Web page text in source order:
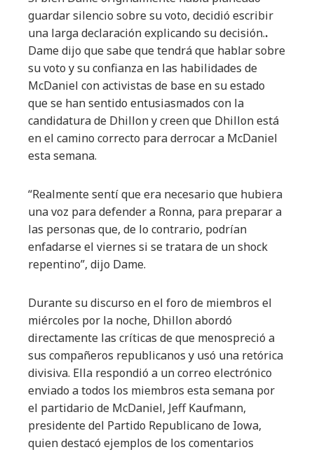
guardar silencio sobre su voto, decidió escribir
una larga declaración explicando su decisión..
Dame dijo que sabe que tendrá que hablar sobre
su voto y su confianza en las habilidades de
McDaniel con activistas de base en su estado
que se han sentido entusiasmados con la
candidatura de Dhillon y creen que Dhillon está
en el camino correcto para derrocar a McDaniel
esta semana.
“Realmente sentí que era necesario que hubiera
una voz para defender a Ronna, para preparar a
las personas que, de lo contrario, podrían
enfadarse el viernes si se tratara de un shock
repentino”, dijo Dame.
Durante su discurso en el foro de miembros el
miércoles por la noche, Dhillon abordó
directamente las críticas de que menospreció a
sus compañeros republicanos y usó una retórica
divisiva. Ella respondió a un correo electrónico
enviado a todos los miembros esta semana por
el partidario de McDaniel, Jeff Kaufmann,
presidente del Partido Republicano de Iowa,
quien destacó ejemplos de los comentarios